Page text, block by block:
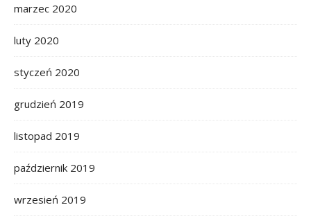
marzec 2020
luty 2020
styczeń 2020
grudzień 2019
listopad 2019
październik 2019
wrzesień 2019